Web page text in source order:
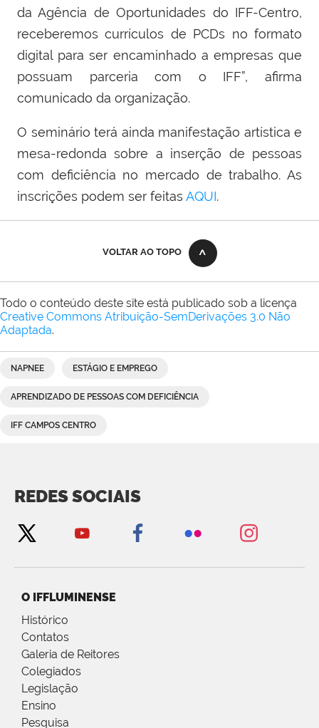
da Agência de Oportunidades do IFF-Centro,
receberemos currículos de PCDs no formato
digital para ser encaminhado a empresas que
possuam parceria com o IFF”, afirma
comunicado da organização.
O seminário terá ainda manifestação artística e
mesa-redonda sobre a inserção de pessoas
com deficiência no mercado de trabalho. As
inscrições podem ser feitas AQUI.
VOLTAR AO TOPO
Todo o conteúdo deste site está publicado sob a licença
Creative Commons Atribuição-SemDerivações 3.0 Não
Adaptada.
NAPNEE ESTÁGIO E EMPREGO
APRENDIZADO DE PESSOAS COM DEFICIÊNCIA
IFF CAMPOS CENTRO
REDES SOCIAIS
O IFFLUMINENSE
Histórico
Contatos
Galeria de Reitores
Colegiados
Legislação
Ensino
Pesquisa